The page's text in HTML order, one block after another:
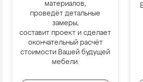
материалов,
проведёт детальные
замеры,
составит проект и сделает
окончательный расчёт
стоимости Вашей будущей
мебели.